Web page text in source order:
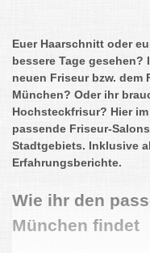
Euer Haarschnitt oder
bessere Tage gesehen?
neuen Friseur bzw. dem
München? Oder ihr
Hochsteckfrisur? Hier
passende Friseur-
Stadtgebiets. Inklusive
Erfahrungsberichte.
Wie ihr den
München findet